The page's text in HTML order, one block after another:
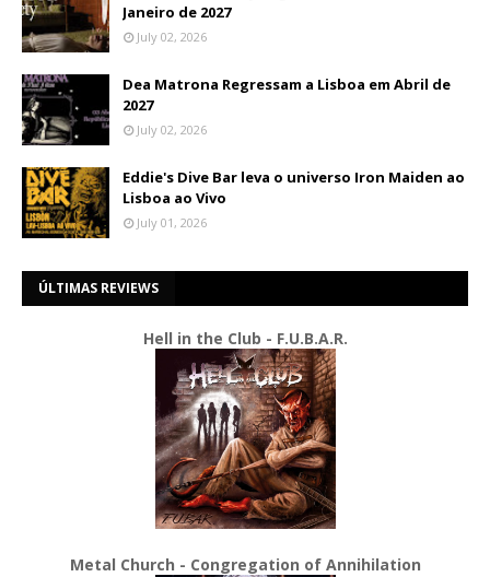
Janeiro de 2027
July 02, 2026
Dea Matrona Regressam a Lisboa em Abril de
2027
July 02, 2026
Eddie's Dive Bar leva o universo Iron Maiden ao
Lisboa ao Vivo
July 01, 2026
ÚLTIMAS REVIEWS
Hell in the Club - F.U.B.A.R.
Metal Church - Congregation of Annihilation